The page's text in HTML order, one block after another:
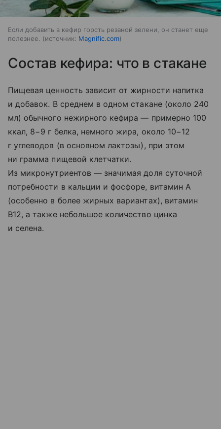
Если добавить в кефир горсть резаной зелени, он станет еще
полезнее.
источник: Magnific.com
Состав кефира: что в стакане
Пищевая ценность зависит от жирности напитка
и добавок. В среднем в одном стакане (около 240
мл) обычного нежирного кефира — примерно 100
ккал, 8−9 г белка, немного жира, около 10−12
г углеводов (в основном лактозы), при этом
ни грамма пищевой клетчатки.
Из микронутриентов — значимая доля суточной
потребности в кальции и фосфоре, витамин A
(особенно в более жирных вариантах), витамин
B12, а также небольшое количество цинка
и селена.